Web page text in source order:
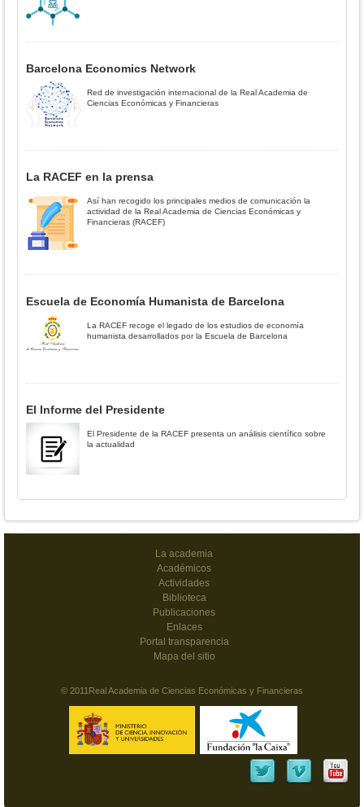
Barcelona Economics Network
Red de investigación internacional de la Real Academia de
Ciencias Económicas y Financieras
La RACEF en la prensa
Así han recogido los principales medios de comunicación la
actividad de la Real Academia de Ciencias Económicas y
Financieras (RACEF)
Escuela de Economía Humanista de Barcelona
La RACEF recoge el legado de los estudios de economía
humanista desarrollados por la Escuela de Barcelona
El Informe del Presidente
El Presidente de la RACEF presenta un análisis científico sobre
la actualidad
La academia
Académicos
Actividades
Biblioteca
Publicaciones
Enlaces
Portal transparencia
Mapa del sitio
© 2011Real Academia de Ciencias Económicas y Financieras